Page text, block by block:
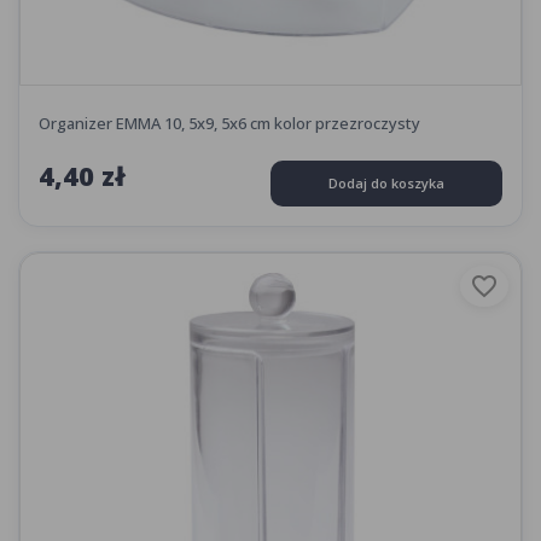
Organizer EMMA 10, 5x9, 5x6 cm kolor przezroczysty
4,40 zł Dodaj do koszyka
favorite_border